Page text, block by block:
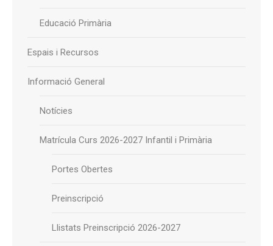
Educació Primària
Espais i Recursos
Informació General
Notícies
Matrícula Curs 2026-2027 Infantil i Primària
Portes Obertes
Preinscripció
Llistats Preinscripció 2026-2027